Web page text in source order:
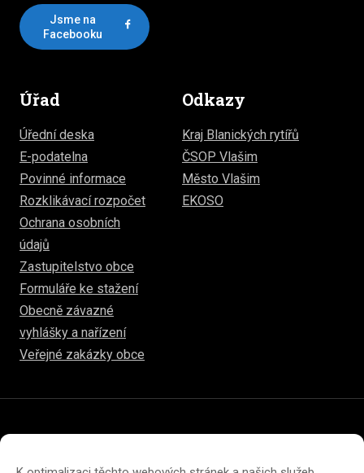
Jsme na
Facebooku
Úřad
Úřední deska
E-podatelna
Povinné informace
Rozklikávací rozpočet
Ochrana osobních
údajů
Zastupitelstvo obce
Formuláře ke stažení
Obecně závazné
vyhlášky a nařízení
Veřejné zakázky obce
Odkazy
Kraj Blanických rytířů
ČSOP Vlašim
Město Vlašim
EKOSO
Prohlášení o přístupnosti Prohlášení o ochraně soukromí